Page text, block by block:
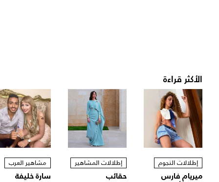
الأكثر قراءة
إطلالات النجوم
ميريام فارس
إطلالات المشاهير
حقائب
مشاهير العرب
سارة خليفة